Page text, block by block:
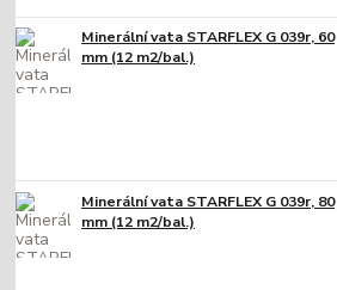
Minerální vata STARFLEX G 039r, 60
mm (12 m2/bal.)
Minerální vata STARFLEX G 039r, 80
mm (12 m2/bal.)